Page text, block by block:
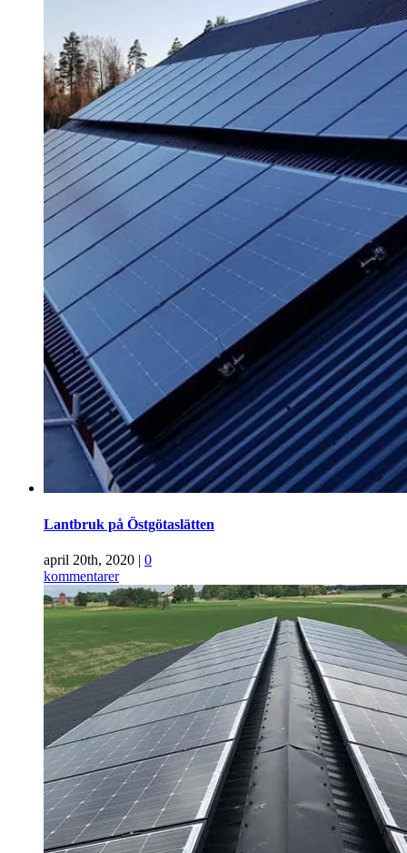
Lantbruk på Östgötaslätten
april 20th, 2020 | 0
kommentarer